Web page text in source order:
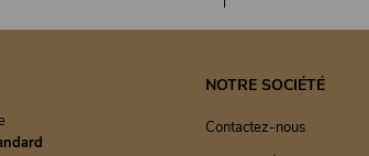
NOTRE SOCIÉTÉ
Contactez-nous